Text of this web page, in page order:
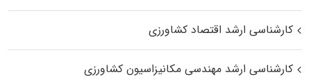
کارشناسی ارشد اقتصاد کشاورزی
کارشناسی ارشد مهندسی مکانیزاسیون کشاورزی